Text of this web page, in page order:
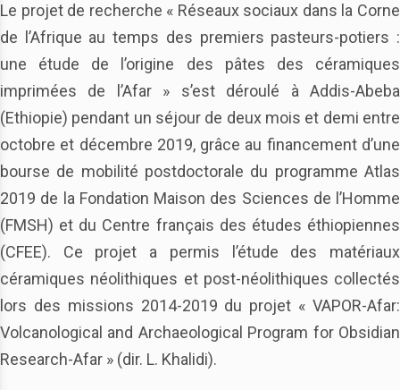
Le projet de recherche « Réseaux sociaux dans la Corne
de l’Afrique au temps des premiers pasteurs-potiers :
une étude de l’origine des pâtes des céramiques
imprimées de l’Afar » s’est déroulé à Addis-Abeba
(Ethiopie) pendant un séjour de deux mois et demi entre
octobre et décembre 2019, grâce au financement d’une
bourse de mobilité postdoctorale du programme Atlas
2019 de la Fondation Maison des Sciences de l’Homme
(FMSH) et du Centre français des études éthiopiennes
(CFEE). Ce projet a permis l’étude des matériaux
céramiques néolithiques et post-néolithiques collectés
lors des missions 2014-2019 du projet « VAPOR-Afar:
Volcanological and Archaeological Program for Obsidian
Research-Afar » (dir. L. Khalidi).